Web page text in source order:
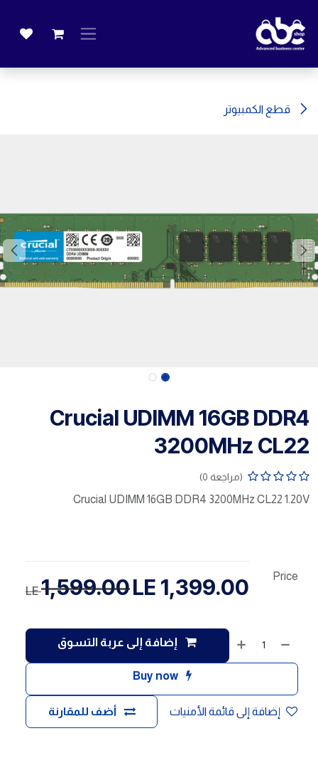
قطع الكمبيوتر
Crucial UDIMM 16GB DDR4
3200MHz CL22
(مراجعة 0)
Crucial UDIMM 16GB DDR4 3200MHz CL22 1.20V
إضافة إلى عربة التسوق
Buy now
أضف للمقارنة إضافة إلى قائمة الأمنيات
Price
1,399.00
1,599.00
LE